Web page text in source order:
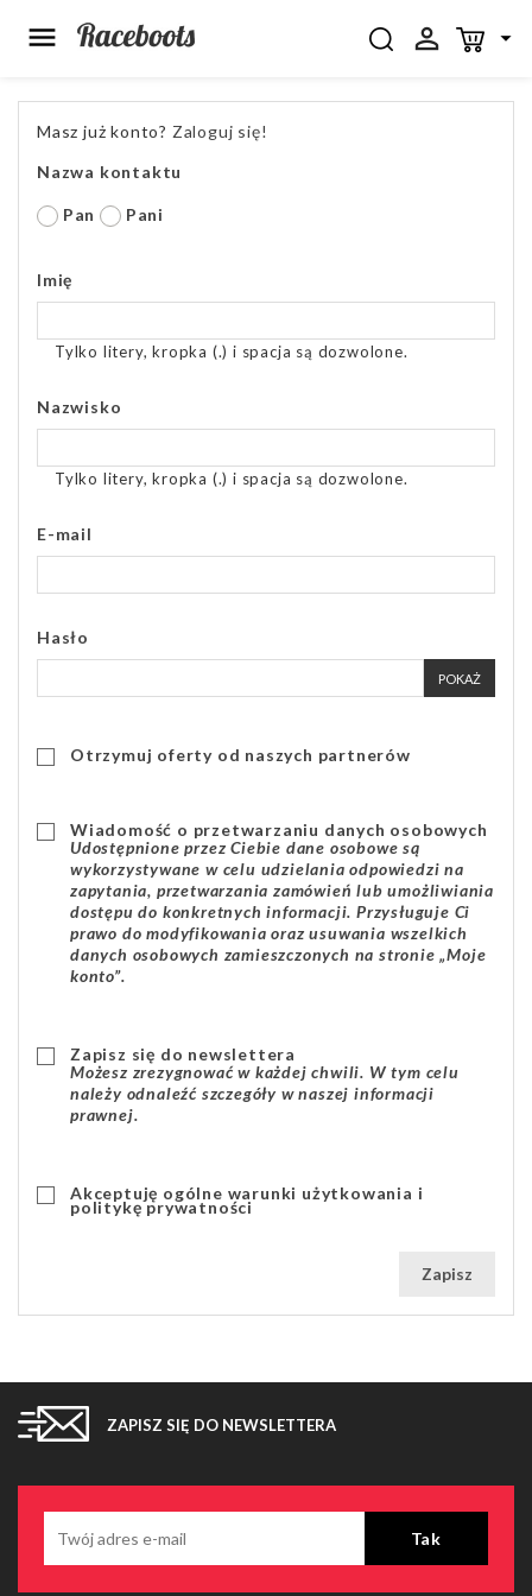
 

Masz już konto? Zaloguj się!
Nazwa kontaktu
Pan Pani
Imię
Tylko litery, kropka (.) i spacja są dozwolone.
Nazwisko
Tylko litery, kropka (.) i spacja są dozwolone.
E-mail
Hasło
POKAŻ
Otrzymuj oferty od naszych partnerów
Wiadomość o przetwarzaniu danych osobowych
Udostępnione przez Ciebie dane osobowe są
wykorzystywane w celu udzielania odpowiedzi na
zapytania, przetwarzania zamówień lub umożliwiania
dostępu do konkretnych informacji. Przysługuje Ci
prawo do modyfikowania oraz usuwania wszelkich
danych osobowych zamieszczonych na stronie „Moje
konto”.
Zapisz się do newslettera
Możesz zrezygnować w każdej chwili. W tym celu
należy odnaleźć szczegóły w naszej informacji
prawnej.
Akceptuję ogólne warunki użytkowania i
politykę prywatności
Zapisz
ZAPISZ SIĘ DO NEWSLETTERA